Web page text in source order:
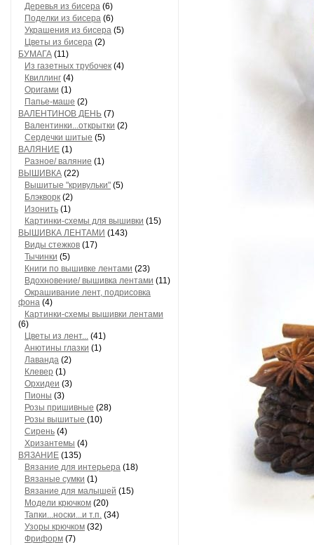
Деревья из бисера (6)
Поделки из бисера (6)
Украшения из бисера (5)
Цветы из бисера (2)
БУМАГА (11)
Из газетных трубочек (4)
Квиллинг (4)
Оригами (1)
Папье-маше (2)
ВАЛЕНТИНОВ ДЕНЬ (7)
Валентинки...открытки (2)
Сердечки шитые (5)
ВАЛЯНИЕ (1)
Разное/ валяние (1)
ВЫШИВКА (22)
Вышитые "кривульки" (5)
Блэкворк (2)
Изонить (1)
Картинки-схемы для вышивки (15)
ВЫШИВКА ЛЕНТАМИ (143)
Виды стежков (17)
Тычинки (5)
Книги по вышивке лентами (23)
Вдохновение/ вышивка лентами (11)
Окрашивание лент, подрисовка
фона (4)
Картинки-схемы вышивки лентами
(6)
Цветы из лент... (41)
Анютины глазки (1)
Лаванда (2)
Клевер (1)
Орхидеи (3)
Пионы (3)
Розы пришивные (28)
Розы вышитые (10)
Сирень (4)
Хризантемы (4)
ВЯЗАНИЕ (135)
Вязание для интерьера (18)
Вязаные сумки (1)
Вязание для малышей (15)
Модели крючком (20)
Тапки...носки...и т.п. (34)
Узоры крючком (32)
Фриформ (7)